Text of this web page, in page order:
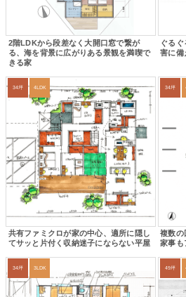
2階LDKから段差なく大開口窓で繋が
る、海を背景に広がりある景観を満喫で
きる家
ぐる
害に備
34坪 4LDK
共有ファミクロが家の中心、適所に隠し
てサッと片付く収納迷子にならない平屋
34坪
複数の
家事も
34坪 3LDK 49坪